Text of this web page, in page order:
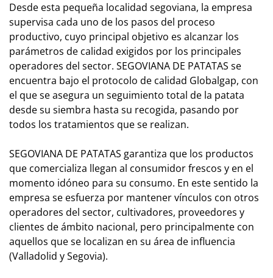
Desde esta pequeña localidad segoviana, la empresa
supervisa cada uno de los pasos del proceso
productivo, cuyo principal objetivo es alcanzar los
parámetros de calidad exigidos por los principales
operadores del sector. SEGOVIANA DE PATATAS se
encuentra bajo el protocolo de calidad Globalgap, con
el que se asegura un seguimiento total de la patata
desde su siembra hasta su recogida, pasando por
todos los tratamientos que se realizan.
SEGOVIANA DE PATATAS garantiza que los productos
que comercializa llegan al consumidor frescos y en el
momento idóneo para su consumo. En este sentido la
empresa se esfuerza por mantener vínculos con otros
operadores del sector, cultivadores, proveedores y
clientes de ámbito nacional, pero principalmente con
aquellos que se localizan en su área de influencia
(Valladolid y Segovia).